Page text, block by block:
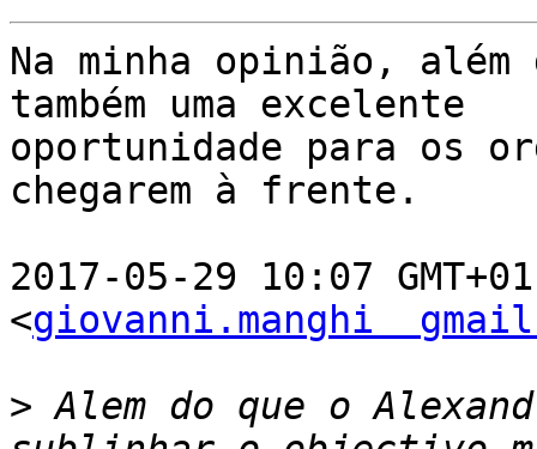
Na minha opinião,
também uma excelente
oportunidade para os
chegarem à frente.
2017-05-29 10:07
<giovanni.manghi
> Alem do que o